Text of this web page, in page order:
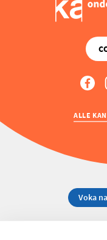
ALLE